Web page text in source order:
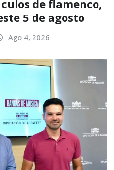
de flamenco,
5 de agosto
Ago 4, 2026